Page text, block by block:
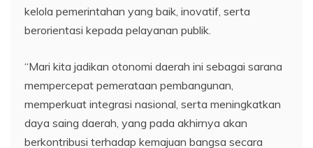
kelola pemerintahan yang baik, inovatif, serta
berorientasi kepada pelayanan publik.
“Mari kita jadikan otonomi daerah ini sebagai sarana
mempercepat pemerataan pembangunan,
memperkuat integrasi nasional, serta meningkatkan
daya saing daerah, yang pada akhirnya akan
berkontribusi terhadap kemajuan bangsa secara